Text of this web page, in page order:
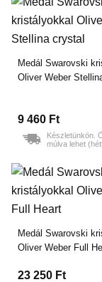
Medál Swarovski
Oliver Weber
9 460 Ft
Készletünkön.
múlva lehet
Medál Swarovski
Oliver Weber Full
23 250 Ft